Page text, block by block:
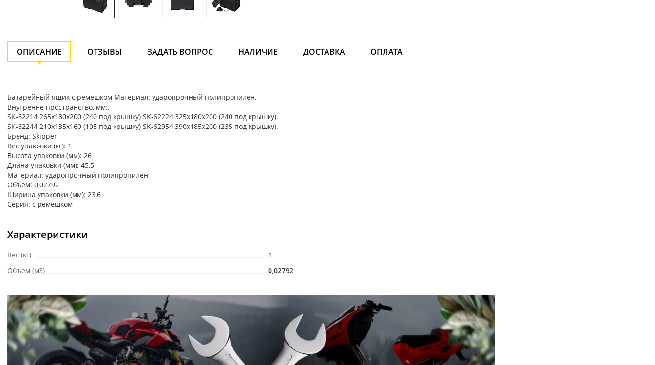
ОПИСАНИЕ ОТЗЫВЫ ЗАДАТЬ ВОПРОС НАЛИЧИЕ ДОСТАВКА ОПЛАТА
Батарейный ящик с ремешком Материал: ударопрочный полипропилен.
Внутренне пространство, мм:.
SK-62214 265х180х200 (240 под крышку) SK-62224 325х180х200 (240 под крышку).
SK-62244 210х135х160 (195 под крышку) SK-62954 390х185х200 (235 под крышку).
Бренд: Skipper
Вес упаковки (кг): 1
Высота упаковки (мм): 26
Длина упаковки (мм): 45,5
Материал: ударопрочный полипропилен
Объем: 0,02792
Ширина упаковки (мм): 23,6
Серия: с ремешком
Характеристики
Вес (кг)
1
Объем (м3)
0,02792